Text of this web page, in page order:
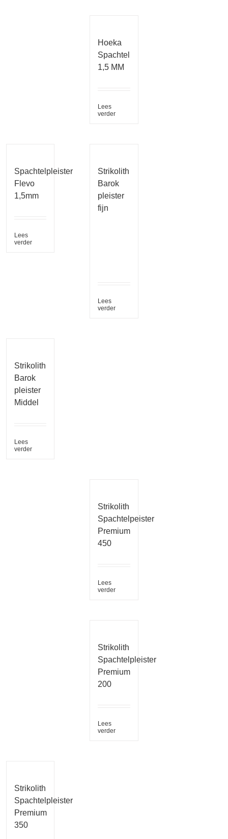
Hoeka
Spachtel
1,5 MM
Lees
verder
Spachtelpleister
Flevo
1,5mm
Lees
verder
Strikolith
Barok
pleister
fijn
Lees
verder
Strikolith
Barok
pleister
Middel
Lees
verder
Strikolith
Spachtelpeister
Premium
450
Lees
verder
Strikolith
Spachtelpleister
Premium
200
Lees
verder
Strikolith
Spachtelpleister
Premium
350